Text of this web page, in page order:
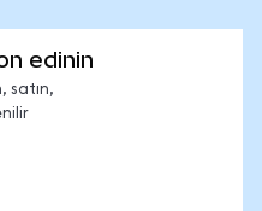
edinin
satın,